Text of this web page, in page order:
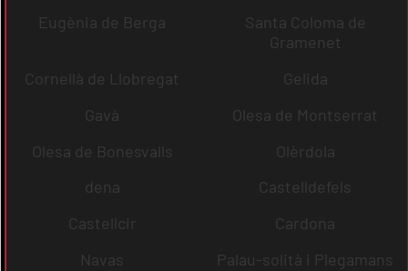
Eugènia de Berga
Santa Coloma de
Gramenet
Cornellà de Llobregat
Gelida
Gavà
Olesa de Montserrat
Olesa de Bonesvalls
Olèrdola
dena
Castelldefels
Castellcir
Cardona
Navas
Palau-solità i Plegamans